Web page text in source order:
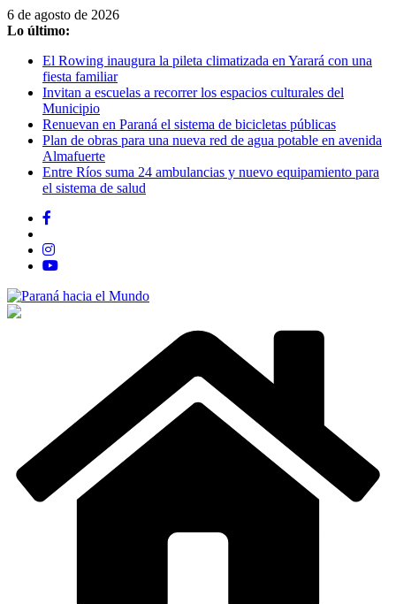
Saltar
al
6 de agosto de 2026
Lo último:
El Rowing inaugura la pileta climatizada en Yarará con una
fiesta familiar
Invitan a escuelas a recorrer los espacios culturales del
Municipio
Renuevan en Paraná el sistema de bicicletas públicas
Plan de obras para una nueva red de agua potable en avenida
Almafuerte
Entre Ríos suma 24 ambulancias y nuevo equipamiento para
el sistema de salud